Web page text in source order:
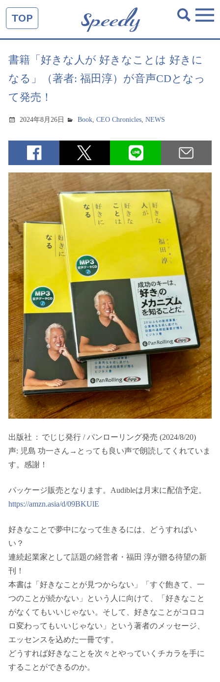
TOP
書籍「好きな人が 好きなことは 好きに
なる」（著者: 福田淳）が音声CDとなっ
て発売！
2024年8月26日 Book,CEO Chronicles,NEWS
出版社 ‏ : ‎ でじじ発行 / パンローリング発売 (2024/8/20)
声: 児島 功一さん→とっても良い声で朗読してくれていま
す。感謝！
パッケージ販売となります。Audibleは月末に配信予定。
https://amzn.asia/d/09BKUlE
好きなことで夢中になって生きるには、どうすればい
い？
連続起業家として話題の経営者・福田 淳が贈る待望の新
刊！
本書は「好きなことが見つからない」「すぐ飽きて、一
つのことが続かない」という人に向けて、「好きなこと
がなくてもいいじゃない。そして、好きなことがコロコ
ロ変わってもいいじゃない」という著者のメッセージ、
エッセンスを込めた一冊です。
どうすれば好きなことを次々とやっていくチカラを手に
することができるのか。